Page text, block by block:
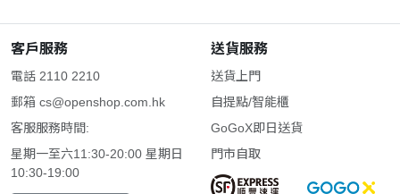
客戶服務
電話 2110 2210
郵箱 cs@openshop.com.hk
客服服務時間:
星期一至六11:30-20:00 星期日
10:30-19:00
送貨服務
送貨上門
自提點/智能櫃
GoGoX即日送貨
門市自取